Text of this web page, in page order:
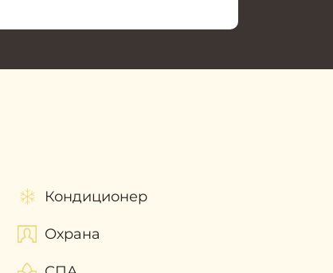
объекта и уровень
строительства и
недвижимости в
Кондиционер
Охрана